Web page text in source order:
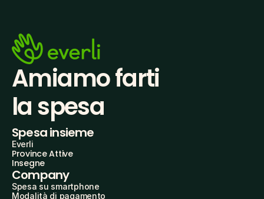
Amiamo farti
la spesa
Spesa insieme
Everli
Province Attive
Insegne
Company
Spesa su smartphone
Modalità di pagamento